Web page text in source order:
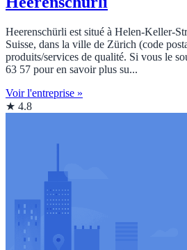
Heerenschürli est situé à Helen-Keller-
Suisse, dans la ville de Zürich (code
produits/services de qualité. Si vous le
63 57 pour en savoir plus su...
Voir l'entreprise »
★ 4.8